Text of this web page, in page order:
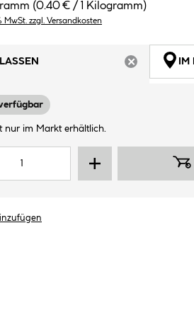
(0.40 € / 1 Kilogramm)
MwSt. zzgl. Versandkosten
ARTIKEL
nur im Markt erhältlich.